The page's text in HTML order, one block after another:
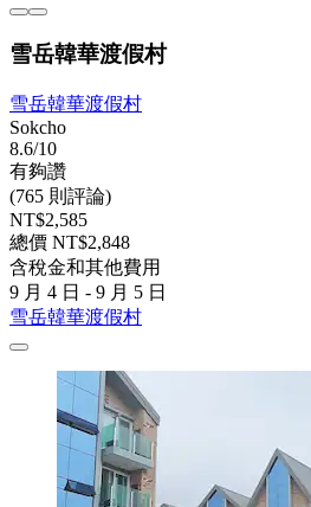
雪岳韓華渡假村
雪岳韓華渡假村
Sokcho
8.6/10
有夠讚
(765 則評論)
NT$2,585
總價 NT$2,848
含稅金和其他費用
9 月 4 日 - 9 月 5 日
雪岳韓華渡假村